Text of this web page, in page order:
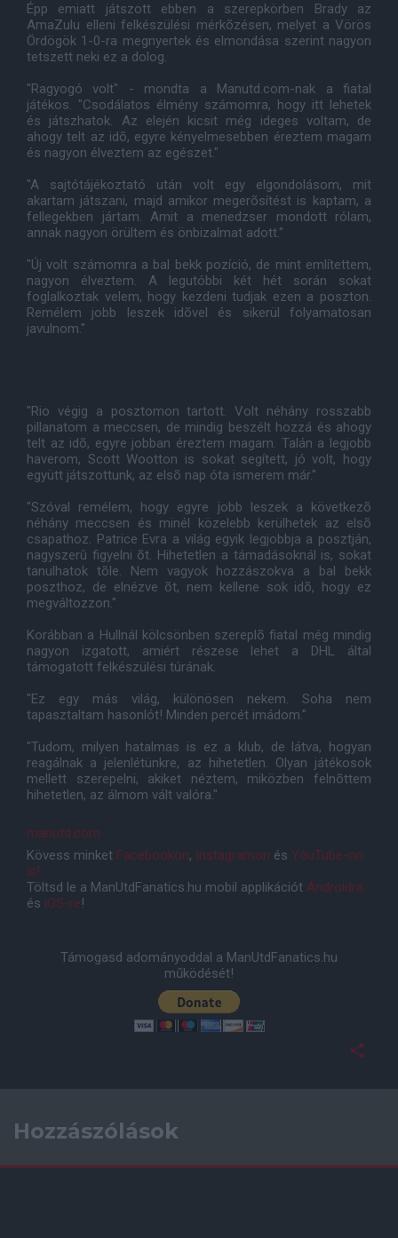
Épp emiatt játszott ebben a szerepkörben Brady az
AmaZulu elleni felkészülési mérkõzésen, melyet a Vörös
Ördögök 1-0-ra megnyertek és elmondása szerint nagyon
tetszett neki ez a dolog.
"Ragyogó volt" - mondta a Manutd.com-nak a fiatal
játékos. "Csodálatos élmény számomra, hogy itt lehetek
és játszhatok. Az elején kicsit még ideges voltam, de
ahogy telt az idõ, egyre kényelmesebben éreztem magam
és nagyon élveztem az egészet."
"A sajtótájékoztató után volt egy elgondolásom, mit
akartam játszani, majd amikor megerõsítést is kaptam, a
fellegekben jártam. Amit a menedzser mondott rólam,
annak nagyon örültem és önbizalmat adott."
"Új volt számomra a bal bekk pozíció, de mint említettem,
nagyon élveztem. A legutóbbi két hét során sokat
foglalkoztak velem, hogy kezdeni tudjak ezen a poszton.
Remélem jobb leszek idõvel és sikerül folyamatosan
javulnom."
"Rio végig a posztomon tartott. Volt néhány rosszabb
pillanatom a meccsen, de mindig beszélt hozzá és ahogy
telt az idõ, egyre jobban éreztem magam. Talán a legjobb
haverom, Scott Wootton is sokat segített, jó volt, hogy
együtt játszottunk, az elsõ nap óta ismerem már."
"Szóval remélem, hogy egyre jobb leszek a következõ
néhány meccsen és minél közelebb kerülhetek az elsõ
csapathoz. Patrice Evra a világ egyik legjobbja a posztján,
nagyszerû figyelni õt. Hihetetlen a támadásoknál is, sokat
tanulhatok tõle. Nem vagyok hozzászokva a bal bekk
poszthoz, de elnézve õt, nem kellene sok idõ, hogy ez
megváltozzon."
Korábban a Hullnál kölcsönben szereplõ fiatal még mindig
nagyon izgatott, amiért részese lehet a DHL által
támogatott felkészülési túrának.
"Ez egy más világ, különösen nekem. Soha nem
tapasztaltam hasonlót! Minden percét imádom."
"Tudom, milyen hatalmas is ez a klub, de látva, hogyan
reagálnak a jelenlétünkre, az hihetetlen. Olyan játékosok
mellett szerepelni, akiket néztem, miközben felnõttem
hihetetlen, az álmom vált valóra."
manutd.com
Kövess minket Facebookon, Instagramon és YouTube-on
is!
Töltsd le a ManUtdFanatics.hu mobil applikációt Androidra
és iOS-re!
Támogasd adományoddal a ManUtdFanatics.hu
működését!
Hozzászólások